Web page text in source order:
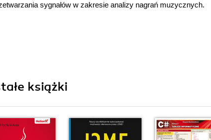
sygnałów w zakresie analizy nagrań muzycznych.
książki